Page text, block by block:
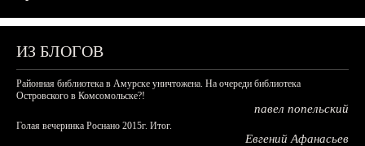
ИЗ БЛОГОВ
Районная библиотека в Амурске уничтожена. На очереди библиотека
Островского в Комсомольске?!
павел попельский
Голая вечеринка Роснано 2015г. Итог.
Евгений Афанасьев